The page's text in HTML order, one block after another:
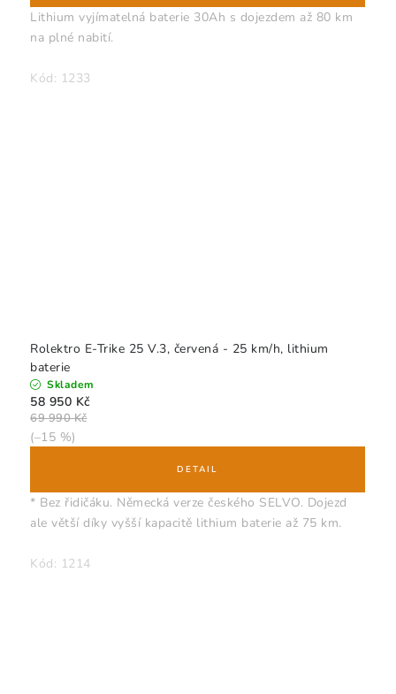
Lithium vyjímatelná baterie 30Ah s dojezdem až 80 km
na plné nabití.
Kód: 1233
Rolektro E-Trike 25 V.3, červená - 25 km/h, lithium
baterie
Skladem
58 950 Kč
69 990 Kč
(–15 %)
* Bez řidičáku. Německá verze českého SELVO. Dojezd
ale větší díky vyšší kapacitě lithium baterie až 75 km.
Kód: 1214